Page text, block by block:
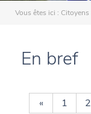
Vous êtes ici : Citoyens
En bref
« 1 2